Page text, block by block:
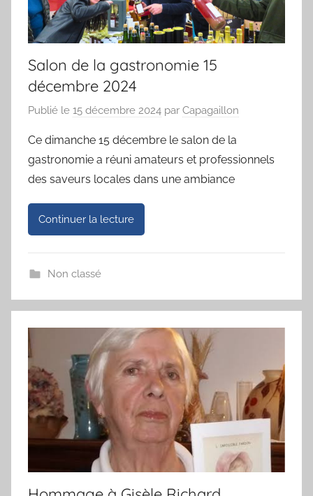
Salon de la gastronomie 15
décembre 2024
Publié le 15 décembre 2024 par Capagaillon
Ce dimanche 15 décembre le salon de la
gastronomie a réuni amateurs et professionnels
des saveurs locales dans une ambiance
Continuer la lecture
Non classé